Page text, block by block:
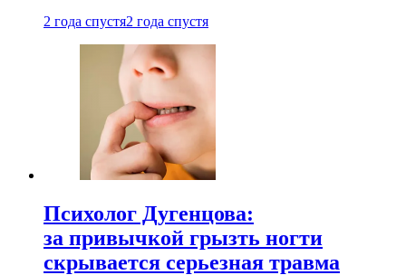
2 года спустя2 года спустя
Психолог Дугенцова:
за привычкой грызть ногти
скрывается серьезная травма